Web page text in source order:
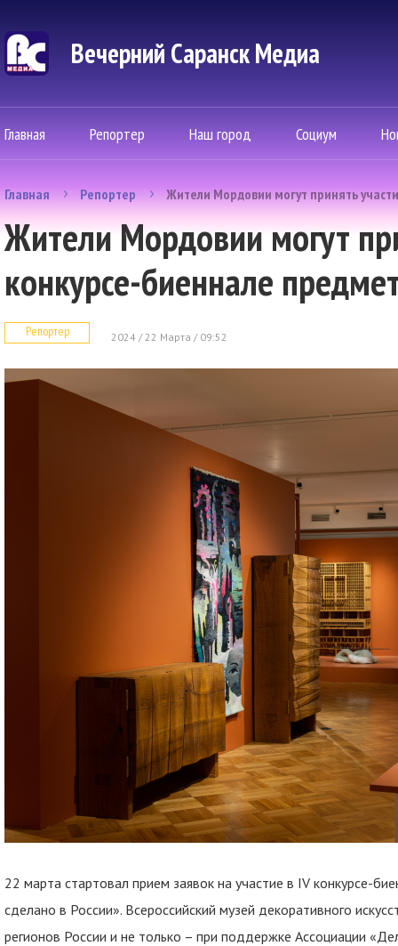
Вечерний Саранск Mедиа
Главная Репортер Наш город Социум
Главная Репортер Жители Мордовии могут принять
Жители Мордовии могут
конкурсе-биеннале
Репортер 2024 / 22 Марта / 09:52
22 марта стартовал прием заявок на участие в IV конкурсе-
сделано в России». Всероссийский музей декоративного
регионов России и не только – при поддержке Ассоциации